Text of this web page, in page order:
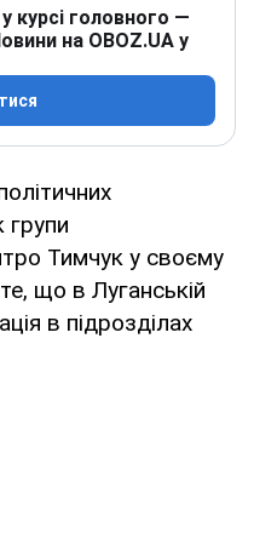
курсі головного —
на OBOZ.UA у
групи
Тимчук у своєму
що в Луганській
в підрозділах